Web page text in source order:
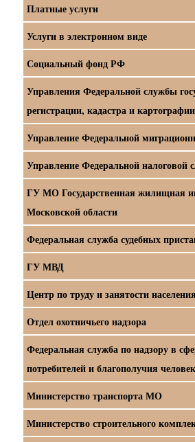
Платные услуги
Услуги в электронном виде
Социальный фонд РФ
Управления Федеральной службы
регистрации, кадастра и
Управление Федеральной
Управление Федеральной
ГУ МО Государственная жилищная
Московской области
Федеральная служба судебных
ГУ МВД
Центр по труду и занятости
Отдел охотничьего надзора
Федеральная служба по надзору в
потребителей и благополучия
Министерство транспорта МО
Министерство строительного